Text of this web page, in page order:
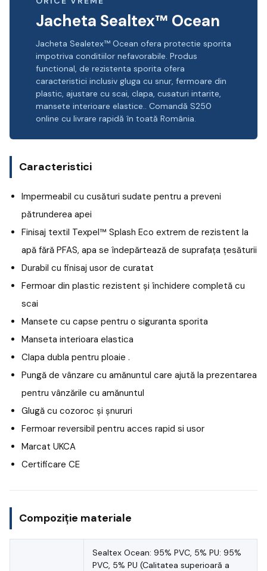
Jacheta Sealtex™ Ocean
Jacheta Sealetex™ Ocean ofera protectie sporita
impotriva conditiilor nefavorabile. Produs
functional, de rezistenta sporita ofera
caracteristici inclusiv gluga cu snur, fermoare din
plastic, ajustare cu scai, clapa, cusaturi intarite,
mansete interioare elastice.. Comandă S250
online cu livrare rapidă în toată România.
Caracteristici
Impermeabil cu cusături sudate pentru a preveni
pătrunderea apei
Finisaj textil Texpel™ Splash Eco extrem de rezistent la
apă fără PFAS, apa se îndepărtează de suprafața țesăturii
Durabil cu finisaj usor de curatat
Fermoar din plastic rezistent și închidere completă cu
scai
Mansete cu capse pentru o siguranta sporita
Manseta interioara elastica
Clapa dubla pentru ploaie .
Pungă de vânzare cu amănuntul care ajută la prezentarea
pentru vânzările cu amănuntul
Glugă cu cozoroc și șnururi
Fermoar reversibil pentru acces rapid si usor
Marcat UKCA
Certificare CE
Compoziție materiale
Sealtex Ocean: 95% PVC, 5% PU: 95%
PVC, 5% PU (Calitatea superioară a